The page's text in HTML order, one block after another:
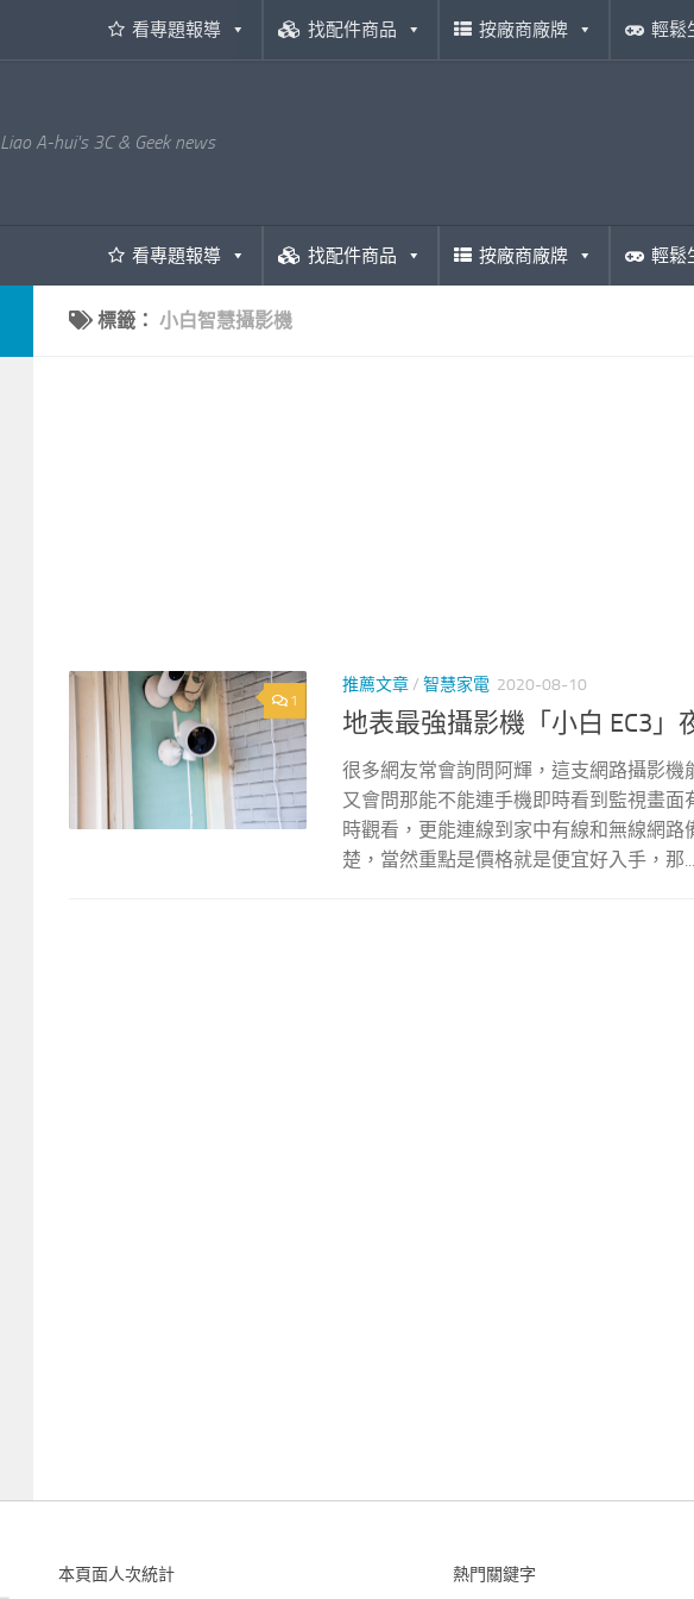
看專題報導 找配件商品 按廠商廠牌 輕鬆
Liao A-hui's 3C & Geek news
看專題報導 找配件商品 按廠商廠牌 輕鬆
標籤： 小白智慧攝影機
1
推薦文章/ 智慧家電 2020-08-10
地表最強攝影機「小白 EC3
很多網友常會詢問阿輝，這支網路攝影機
又會問那能不能連手機即時看到監視畫
時觀看，更能連線到家中有線和無線網
楚，當然重點是價格就是便宜好入手，那...
本頁面人次統計 熱門關鍵字